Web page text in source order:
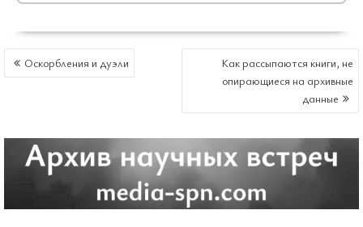
НАВИГАЦИЯ
ПО
Оскорбления и дуэли
Как рассыпаются книги, не
опирающиеся на архивные
данные